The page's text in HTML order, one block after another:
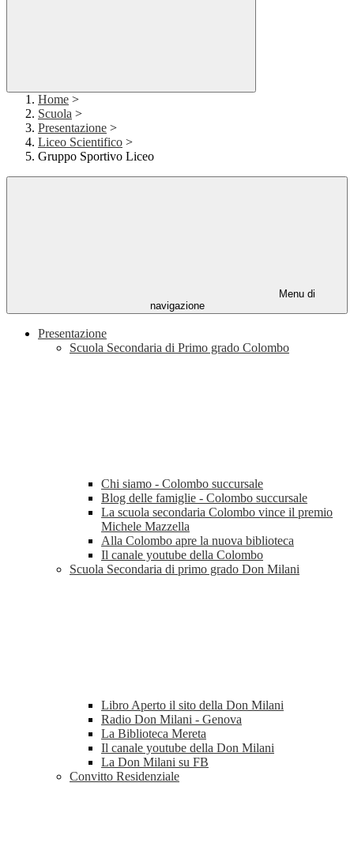
Home >
Scuola >
Presentazione >
Liceo Scientifico >
Gruppo Sportivo Liceo
Menu di
navigazione
Presentazione
Scuola Secondaria di Primo grado Colombo
Chi siamo - Colombo succursale
Blog delle famiglie - Colombo succursale
La scuola secondaria Colombo vince il premio
Michele Mazzella
Alla Colombo apre la nuova biblioteca
Il canale youtube della Colombo
Scuola Secondaria di primo grado Don Milani
Libro Aperto il sito della Don Milani
Radio Don Milani - Genova
La Biblioteca Mereta
Il canale youtube della Don Milani
La Don Milani su FB
Convitto Residenziale